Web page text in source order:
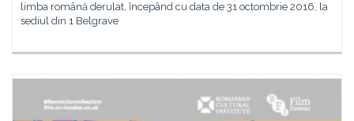
limba română derulat, începând cu data de 31 octombrie 2016, la
sediul din 1 Belgrave